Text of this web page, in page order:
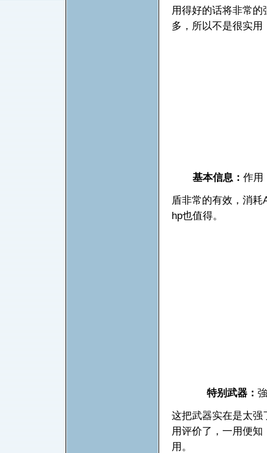
用得好的话将非常
多，所以不是很实
基本信息： 作用
盾非常的有效，消
hp也值得。
特别武器：
这把武器实在是太强
用评价了，一用便知
用。